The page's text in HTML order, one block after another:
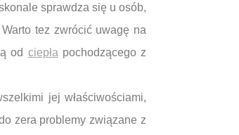
sprawdza się u osób,
tez zwrócić uwagę na
od ciepła pochodzącego z
jej właściwościami,
zera problemy związane z